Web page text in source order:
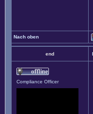
Nach oben
end
Compliance Officer